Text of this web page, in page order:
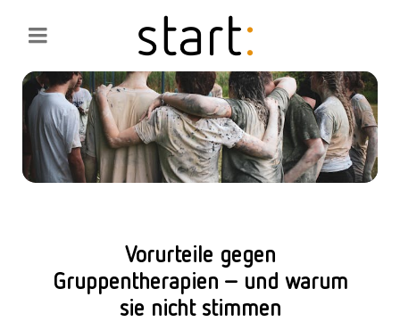
Vorurteile gegen
Gruppentherapien – und warum
sie nicht stimmen